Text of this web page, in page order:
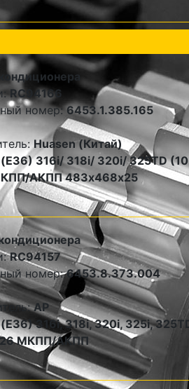
RC94166
номер:6453.1.385.165
Huasen (Китай)
(E36) 316i/ 318i/ 320i/ 325TD
АКПП 483х468х25
RC94157
номер:6453.8.373.004
AP
(E36) 316i, 318i, 320i, 325i,
МКПП/АКПП